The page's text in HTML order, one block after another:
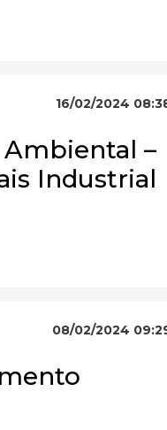
16/02/2024
–
Industrial
08/02/2024